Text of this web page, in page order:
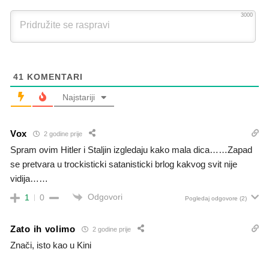
3000
41 KOMENTARI
Najstariji
Vox 2 godine prije
Spram ovim Hitler i Staljin izgledaju kako mala dica……Zapad
se pretvara u trockisticki satanisticki brlog kakvog svit nije
vidija……
1 0 Odgovori Pogledaj odgovore (2)
Zato ih volimo 2 godine prije
Znači, isto kao u Kini